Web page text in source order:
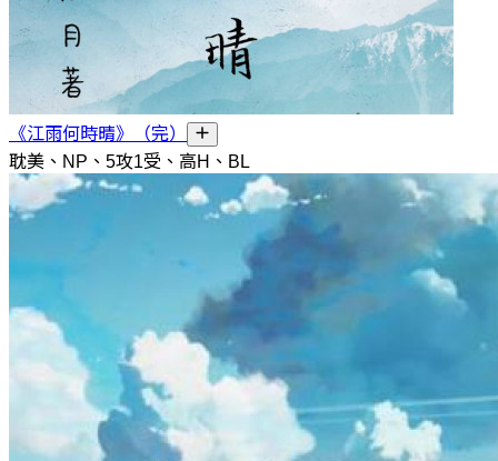
《江雨何時晴》（完）
耽美、NP、5攻1受、高H、BL